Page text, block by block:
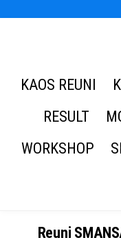
KAOS REUNI
RESULT
WORKSHOP
Reuni